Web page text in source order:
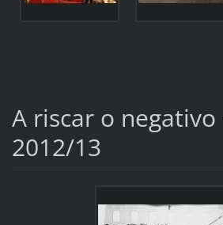
A riscar o negativo
2012/13